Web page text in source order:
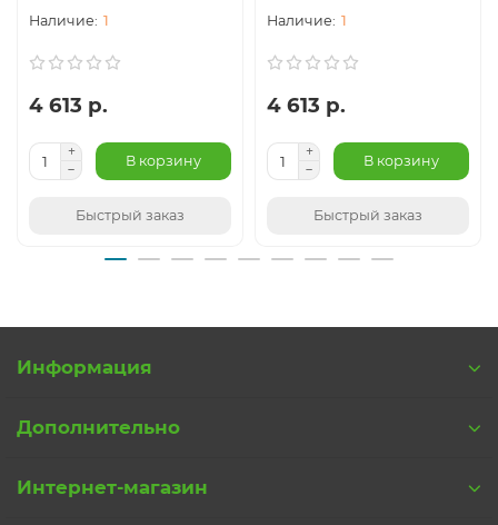
1
4 613 р.
В корзину
Быстрый заказ
1
4 613 р.
В корзину
Быстрый заказ
Информация
Дополнительно
Интернет-магазин